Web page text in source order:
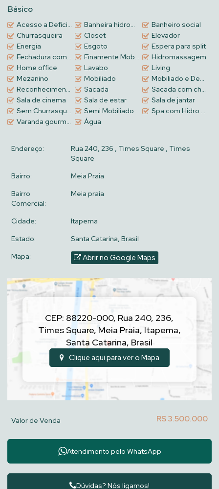
Básico
Acesso a Deficientes Banheira hidromassagem
Banheiro social
Churrasqueira
Closet
Elevador
Energia
Esgoto
Espera para split
Fechadura com senha na porta de entrada
Finamente Mobiliado e Decorado
Hidromassagem
Home office
Lavabo
Living
Mezanino
Mobiliado
Mobiliado e Decorado
Reconhecimento Facial
Sacada
Sacada com churrasqueira a carvão
Sala de cinema
Sala de estar
Sala de jantar
Sem Churrasqueira
Semi Mobiliado
Spa com Hidro Privativo
Varanda gourmet
Água
Endereço: Rua 240, 236 , Times Square , Times
Square
Bairro:
Meia Praia
Bairro
Comercial:
Meia praia
Cidade:
Itapema
Estado:
Santa Catarina, Brasil
Mapa:
Abrir no Google Maps
CEP: 88220-000, Rua 240, 236,
Times Square,Meia Praia, Itapema,
Santa Catarina, Brasil
Clique aqui para ver o Mapa
R$3.500.000
Valor de Venda
Atendimento pelo WhatsApp
Dúvidas? Nós ligamos!